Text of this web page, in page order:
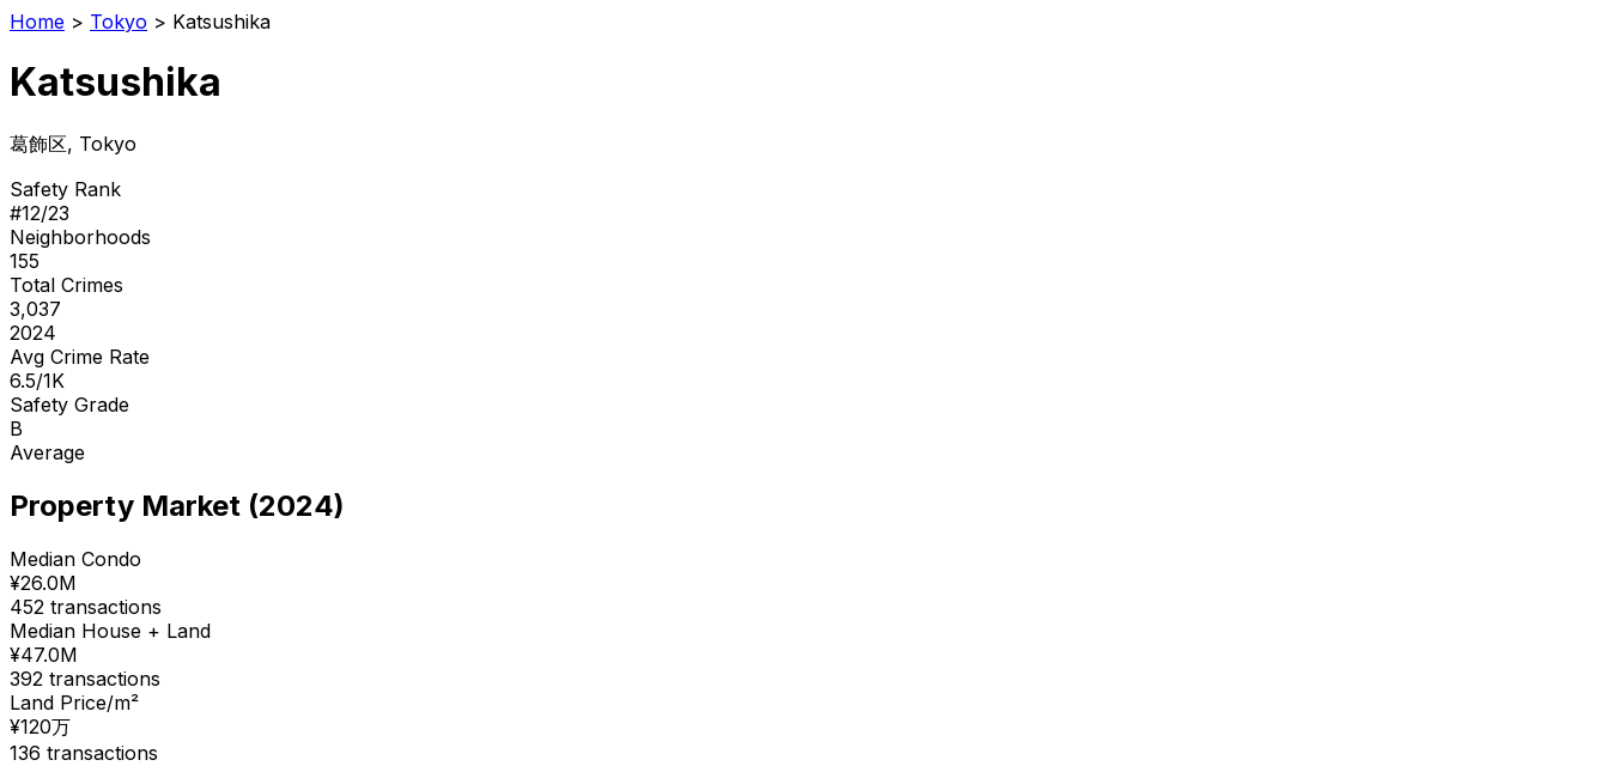
Home > Tokyo > Katsushika
Katsushika
葛飾区, Tokyo
Safety Rank
#12/23
Neighborhoods
155
Total Crimes
3,037
2024
Avg Crime Rate
6.5/1K
Safety Grade
B
Average
Property Market (2024)
Median Condo
¥26.0M
452 transactions
Median House + Land
¥47.0M
392 transactions
Land Price/m²
¥120万
136 transactions